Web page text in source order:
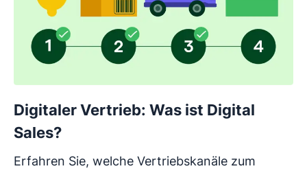
Digitaler Vertrieb: Was ist Digital
Sales?
Erfahren Sie, welche Vertriebskanäle zum